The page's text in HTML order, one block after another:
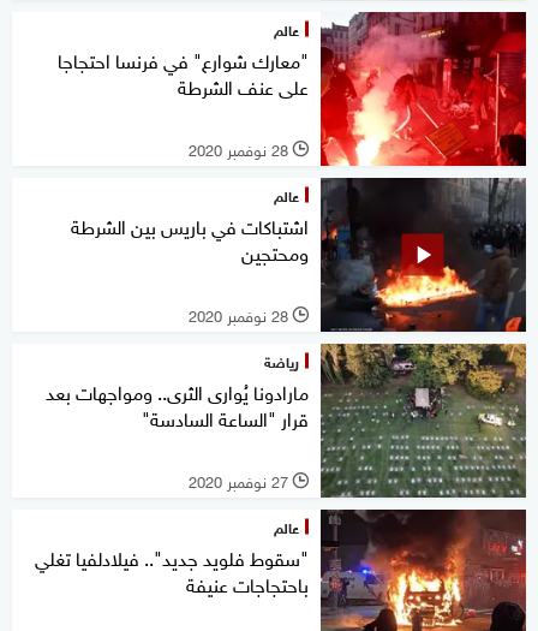
عالم
"معارك شوارع" في فرنسا احتجاجا
على عنف الشرطة
l 28 نوفمبر 2020
عالم
اشتباكات في باريس بين الشرطة
ومحتجين
l 28 نوفمبر 2020
رياضة
مارادونا يُوارى الثرى.. ومواجهات بعد
قرار "الساعة السادسة"
l 27 نوفمبر 2020
عالم
"سقوط فلويد جديد".. فيلادلفيا تغلي
باحتجاجات عنيفة